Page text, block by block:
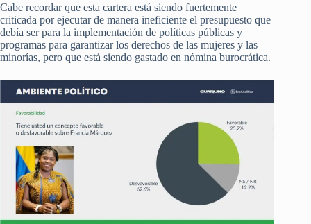
Cabe recordar que esta cartera está siendo fuertemente
criticada por ejecutar de manera ineficiente el presupuesto que
debía ser para la implementación de políticas públicas y
programas para garantizar los derechos de las mujeres y las
minorías, pero que está siendo gastado en nómina burocrática.